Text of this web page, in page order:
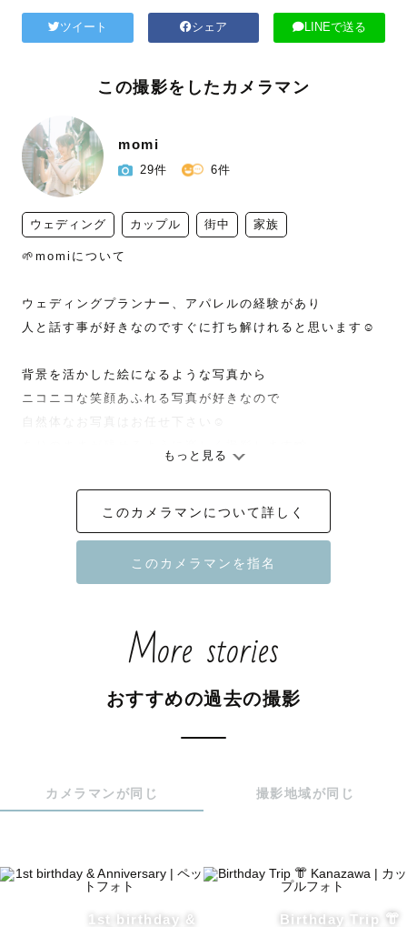
ツイート シェア LINEで送る
この撮影をしたカメラマン
momi
29件 6件
ウェディング カップル 街中 家族
🌱momiについて
ウェディングプランナー、アパレルの経験があり
人と話す事が好きなのですぐに打ち解けれると思います☺︎
背景を活かした絵になるような写真から
ニコニコな笑顔あふれる写真が好きなので
自然体なお写真はお任せ下さい☺️
ウェディングでは経験を活かして
ペーパーアイテムに使いやすい写真を撮影します💐
1児のママをしております👶🏻
ファミリーフォトではお子様のペースに合わせて撮影しま
実家でトイプードルを3匹かっておりましたので
✖️になっていても撮影出来る日が
ありますのでLINEにてお気軽にお問い合わせください🌿
もっと見る
このカメラマンについて詳しく
More stories
おすすめの過去の撮影
カメラマンが同じ 撮影地域が同じ
1st birthday &
Birthday Trip 👘